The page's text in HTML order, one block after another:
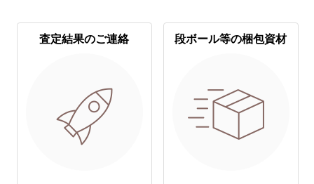
査定結果のご連絡 段ボール等の梱包資材